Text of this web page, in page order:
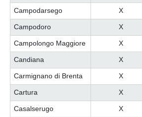
Campodarsego X
Campodoro X
Campolongo Maggiore X
Candiana X
Carmignano di Brenta X
Cartura X
Casalserugo X